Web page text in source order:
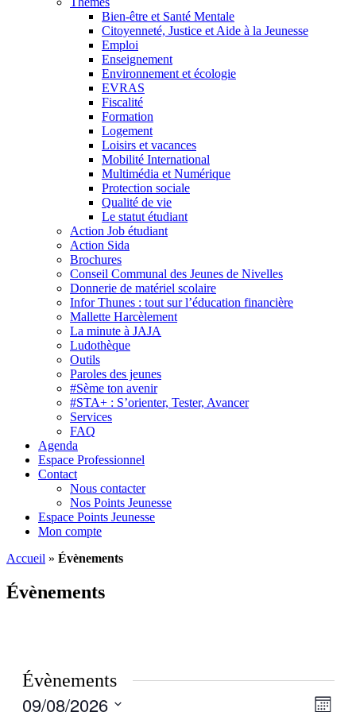
Bien-être et Santé Mentale
Citoyenneté, Justice et Aide à la Jeunesse
Emploi
Enseignement
Environnement et écologie
EVRAS
Fiscalité
Formation
Logement
Loisirs et vacances
Mobilité International
Multimédia et Numérique
Protection sociale
Qualité de vie
Le statut étudiant
Action Job étudiant
Action Sida
Brochures
Conseil Communal des Jeunes de Nivelles
Donnerie de matériel scolaire
Infor Thunes : tout sur l’éducation financière
Mallette Harcèlement
La minute à JAJA
Ludothèque
Outils
Paroles des jeunes
#Sème ton avenir
#STA+ : S’orienter, Tester, Avancer
Services
FAQ
Agenda
Espace Professionnel
Contact
Nous contacter
Nos Points Jeunesse
Espace Points Jeunesse
Mon compte
Accueil » Évènements
Évènements
Évènements
09/08/2026